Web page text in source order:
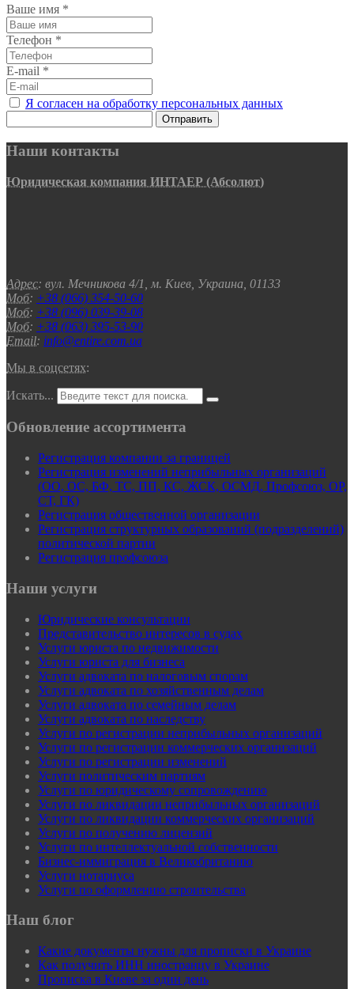
Ваше имя *
Телефон *
E-mail *
Я согласен на обработку персональных данных
Отправить
Наши контакты
Юридическая компания ИНТАЕР (Абсолют)
Адрес: вул. Мечникова 4/1, м. Киев, Украина, 01133
Моб: +38 (066) 354-50-60
Моб: +38 (096) 039-39-08
Моб: +38 (063) 395-53-90
Email: info@entire.com.ua
Мы в соцсетях:
Искать...
Обновление ассортимента
Регистрация компании за границей
Регистрация изменений неприбыльных организаций
(ОО, ОС, БФ, ТС, ПП, КС, ЖСК, ОСМД, Профсоюз, ОР,
СТ, ГК)
Регистрация общественной организации
Регистрация структурных образований (подразделений)
политической партии
Регистрация профсоюза
Наши услуги
Юридические консультации
Представительство интересов в судах
Услуги юриста по недвижимости
Услуги юриста для бизнеса
Услуги адвоката по налоговым спорам
Услуги адвоката по хозяйственным делам
Услуги адвоката по семейным делам
Услуги адвоката по наследству
Услуги по регистрации неприбыльных организаций
Услуги по регистрации коммерческих организаций
Услуги по регистрации изменений
Услуги политическим партиям
Услуги по юридическому сопровождению
Услуги по ликвидации неприбыльных организаций
Услуги по ликвидации коммерческих организаций
Услуги по получению лицензий
Услуги по интеллектуальной собственности
Бизнес-иммиграция в Великобританию
Услуги нотариуса
Услуги по оформлению строительства
Наш блог
Какие документы нужны для прописки в Украине
Как получить ИНН иностранцу в Украине
Прописка в Киеве за один день